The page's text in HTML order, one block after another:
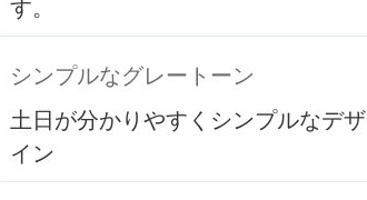
す。
シンプルなグレートーン
土日が分かりやすくシンプルなデザ
イン